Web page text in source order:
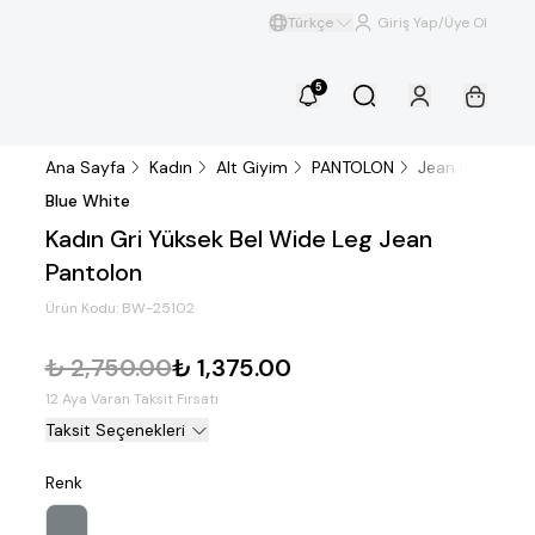
Türkçe Giriş Yap/Üye Ol
5
Ana Sayfa Kadın Alt Giyim PANTOLON
Jean Pantolon
Blue White
Kadın Gri Yüksek Bel Wide Leg Jean
Pantolon
Ürün Kodu: BW-25102
₺ 2,750.00₺ 1,375.00
12 Aya Varan Taksit Fırsatı
Taksit Seçenekleri
Renk